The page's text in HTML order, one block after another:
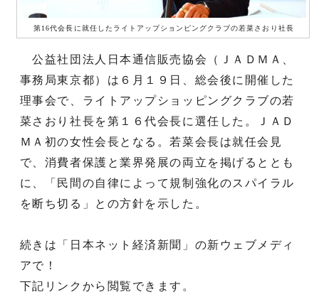
第16代会長に就任したライトアップションピングクラブの若菜さおり社長
公益社団法人日本通信販売協会（ＪＡＤＭＡ、
事務局東京都）は６月１９日、総会後に開催した
理事会で、ライトアップショッピングクラブの若
菜さおり社長を第１６代会長に選任した。ＪＡＤ
ＭＡ初の女性会長となる。若菜会長は就任会見
で、消費者保護と業界発展の両立を掲げるととも
に、「民間の自律によって規制強化のスパイラル
を断ち切る」との方針を示した。
続きは「日本ネット経済新聞」の新ウェブメディ
アで！
下記リンクから閲覧できます。